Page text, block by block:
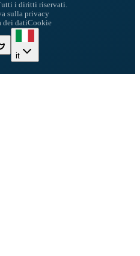
i diritti riservati.
sulla privacy
dei datiCookie
it